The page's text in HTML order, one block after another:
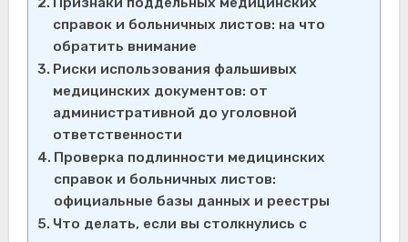
справок и больничных листов: на что
обратить внимание
Риски использования фальшивых
медицинских документов: от
административной до уголовной
ответственности
Проверка подлинности медицинских
справок и больничных листов:
официальные базы данных и реестры
Что делать, если вы столкнулись с